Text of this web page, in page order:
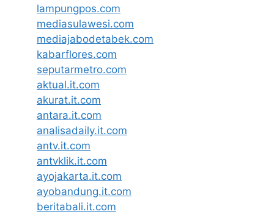
lampungpos.com
mediasulawesi.com
mediajabodetabek.com
kabarflores.com
seputarmetro.com
aktual.it.com
akurat.it.com
antara.it.com
analisadaily.it.com
antv.it.com
antvklik.it.com
ayojakarta.it.com
ayobandung.it.com
beritabali.it.com